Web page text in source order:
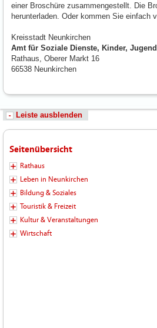
einer Broschüre zusammengestellt. Die
herunterladen. Oder kommen Sie einfach
Kreisstadt Neunkirchen
Amt für Soziale Dienste, Kinder,
Rathaus, Oberer Markt 16
66538 Neunkirchen
Leiste ausblenden
Seitenübersicht
Rathaus
Leben in Neunkirchen
Bildung & Soziales
Touristik & Freizeit
Kultur & Veranstaltungen
Wirtschaft